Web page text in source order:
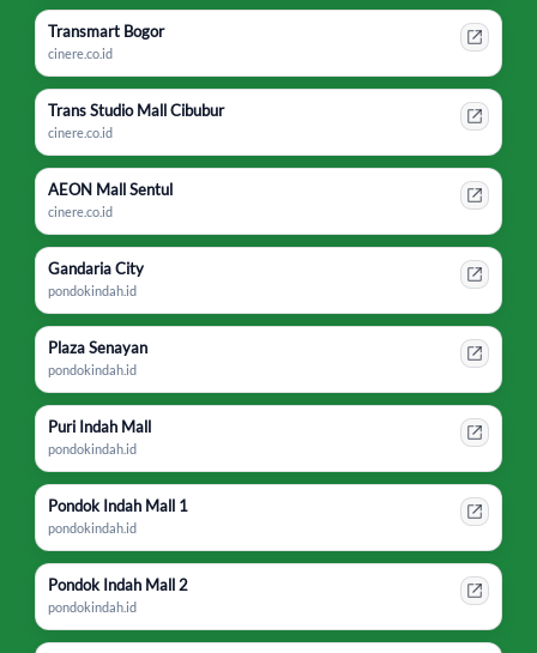
Transmart Bogor
cinere.co.id
Trans Studio Mall Cibubur
cinere.co.id
AEON Mall Sentul
cinere.co.id
Gandaria City
pondokindah.id
Plaza Senayan
pondokindah.id
Puri Indah Mall
pondokindah.id
Pondok Indah Mall 1
pondokindah.id
Pondok Indah Mall 2
pondokindah.id